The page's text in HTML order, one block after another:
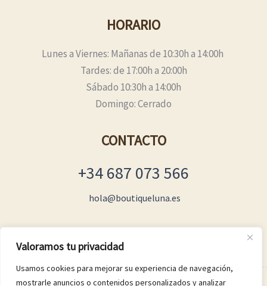
Valoramos tu privacidad
Usamos cookies para mejorar su experiencia de navegación,
mostrarle anuncios o contenidos personalizados y analizar
HORARIO
Lunes a Viernes: Mañanas de 10:30h a 14:00h
Tardes: de 17:00h a 20:00h
Sábado 10:30h a 14:00h
Domingo: Cerrado
CONTACTO
+34 687 073 566
hola@boutiqueluna.es